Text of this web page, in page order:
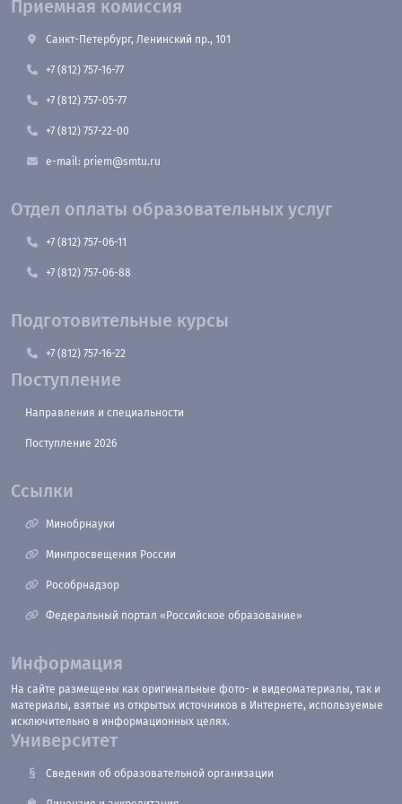
Приемная комиссия
Санкт-Петербург, Ленинский пр., 101
+7 (812) 757-16-77
+7 (812) 757-05-77
+7 (812) 757-22-00
e-mail: priem@smtu.ru
Отдел оплаты образовательных услуг
+7 (812) 757-06-11
+7 (812) 757-06-88
Подготовительные курсы
+7 (812) 757-16-22
Поступление
Направления и специальности
Поступление 2026
Ссылки
Минобрнауки
Минпросвещения России
Рособрнадзор
Федеральный портал «Российское образование»
Информация
На сайте размещены как оригинальные фото- и видеоматериалы, так и
материалы, взятые из открытых источников в Интернете, используемые
исключительно в информационных целях.
Университет
Сведения об образовательной организации